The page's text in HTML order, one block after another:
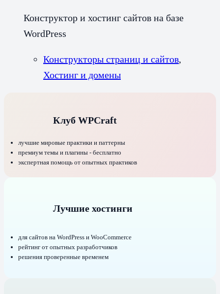
Конструктор и хостинг сайтов на базе
WordPress
Конструкторы страниц и сайтов,
Хостинг и домены
Клуб WPCraft
лучшие мировые практики и паттерны
премиум темы и плагины - бесплатно
экспертная помощь от опытных практиков
Лучшие хостинги
для сайтов на WordPress и WooCommerce
рейтинг от опытных разработчиков
решения проверенные временем